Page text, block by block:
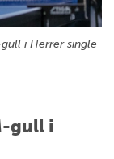
i Herrer single
gull i